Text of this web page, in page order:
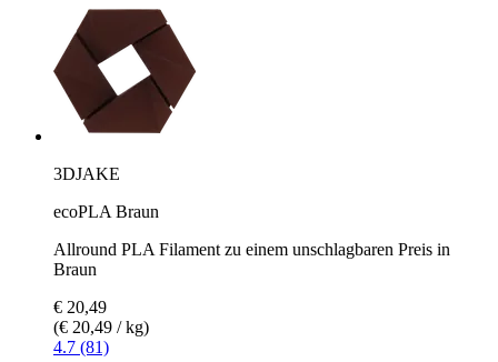
3DJAKE
ecoPLA Braun
Allround PLA Filament zu einem unschlagbaren Preis in
Braun
€ 20,49
(€ 20,49 / kg)
4.7 (81)